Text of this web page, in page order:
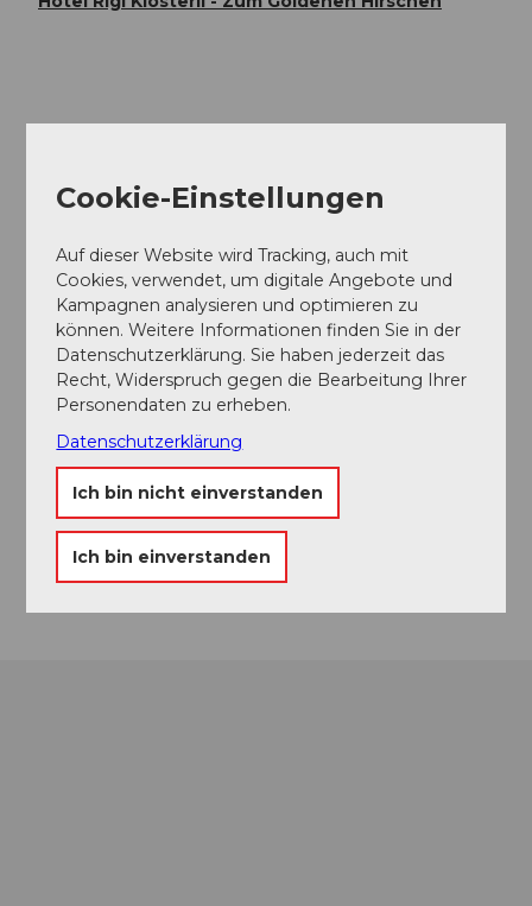
Essen und Trinken
Veranstaltungsort
Hotel Rigi Klösterli – Zum goldenen Hirschen
Klösterliweg
6410Goldau
Website
Anreise
Cookie-Einstellungen
Auf dieser Website wird Tracking, auch mit
Cookies, verwendet, um digitale Angebote und
Kampagnen analysieren und optimieren zu
können. Weitere Informationen finden Sie in der
Datenschutzerklärung. Sie haben jederzeit das
Recht, Widerspruch gegen die Bearbeitung Ihrer
Personendaten zu erheben.
Datenschutzerklärung
Ich bin nicht einverstanden
Ich bin einverstanden